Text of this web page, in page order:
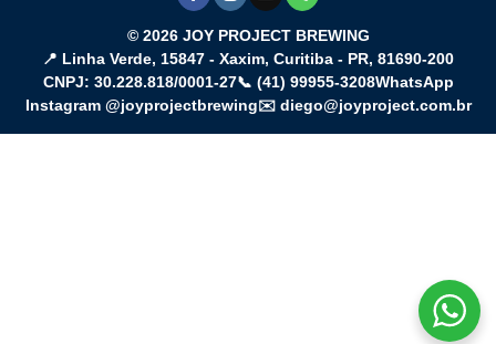
© 2026 JOY PROJECT BREWING
📍 Linha Verde, 15847 - Xaxim, Curitiba - PR, 81690-200
CNPJ: 30.228.818/0001-27📞 (41) 99955-3208WhatsApp
Instagram @joyprojectbrewing✉️ diego@joyproject.com.br